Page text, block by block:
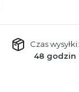
Czas wysyłki:
48 godzin